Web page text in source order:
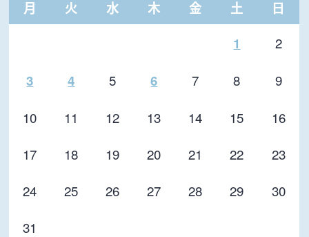
月 火 水 木 金 土
日
1
2
3 4 5 6 7 8
9
10
11 12 13 14 15
16
17
18 19 20 21 22
23
24
25 26 27 28 29
30
31